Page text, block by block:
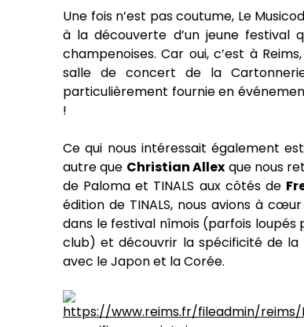
Une fois n’est pas coutume, Le
à la découverte d’un jeune festival
champenoises. Car oui, c’est à
salle de concert de la
particulièrement fournie en
!
Ce qui nous intéressait également
autre que Christian Allex que nous
de Paloma et TINALS aux côtés de
édition de TINALS, nous avions à
dans le festival nîmois (parfois
club) et découvrir la spécificité de la
avec le Japon et la Corée.